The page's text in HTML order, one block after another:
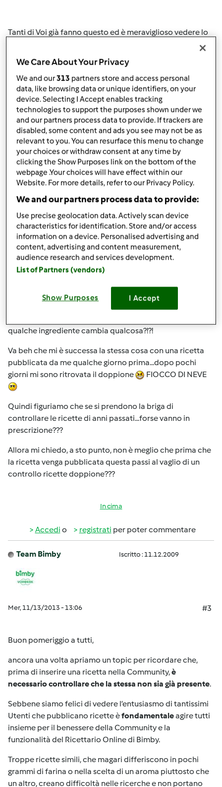
Tanti di Voi già fanno questo ed è meraviglioso vedere lo
scambio, l’amicizia e lo spirito positivo che nascono da
questi comportamenti.
Rinnoviamo quindi l’invito all’attenzione e,ricordiamo
che, come per le ricette,anche le foto devono essere
originali(non scaricate dalla rete/fotografate da riviste
ecc ma scattate alla propria preparazione).
Un cordiale saluto ed un augurio di buona giornata a tutti
Team Bimby
Giusto x ripassare
Riquotiamo e ripassiamo. Sembra di essere a scuola. Non
ordinato il risultato cambia!!! Le ricette pubblicate nel
2009 2011 o 2012 non vanno nel dimenticatoio, si fanno
qualche ingrediente cambia qualcosa?!?!
Va beh che mi è successa la stessa cosa con una ricetta
pubblicata da me qualche giorno prima...dopo pochi
giorni mi sono ritrovata il doppione
FIOCCO DI NEVE
Quindi figuriamo che se si prendono la briga di
controllare le ricette di anni passati...forse vanno in
prescrizione???
Allora mi chiedo, a sto punto, non è meglio che prima che
la ricetta venga pubblicata questa passi al vaglio di un
controllo ricette doppione???
In cima
Accedi o registrati per poter commentare
Team Bimby Iscritto : 11.12.2009
Mer, 11/13/2013 - 13:06 #3
Buon pomeriggio a tutti,
ancora una volta apriamo un topic per ricordare che,
prima di inserire una ricetta nella Community,è
necessario controllare che la stessa non sia già presente.
Sebbene siamo felici di vedere l’entusiasmo di tantissimi
Utenti che pubblicano ricette èfondamentaleagire tutti
insieme per il benessere della Community e la
funzionalità del Ricettario Online di Bimby.
Troppe ricette simili, che magari differiscono in pochi
grammi di farina o nella scelta di un aroma piuttosto che
un altro, creano difficoltà nelle ricerche e non portano
We Care About Your Privacy
We and our313 partners store and access personal
data, like browsing data or unique identifiers, on your
device. Selecting I Accept enables tracking
technologies to support the purposes shown under we
and our partners process data to provide. If trackers are
disabled, some content and ads you see may not be as
relevant to you. You can resurface this menu to change
your choices or withdraw consent at any time by
clicking the Show Purposes link on the bottom of the
webpage .Your choices will have effect within our
Website. For more details, refer to our Privacy Policy.
We and our partners process data to provide:
Use precise geolocation data. Actively scan device
characteristics for identification. Store and/or access
information on a device. Personalised advertising and
content, advertising and content measurement,
audience research and services development.
List of Partners (vendors)
Show Purposes I Accept